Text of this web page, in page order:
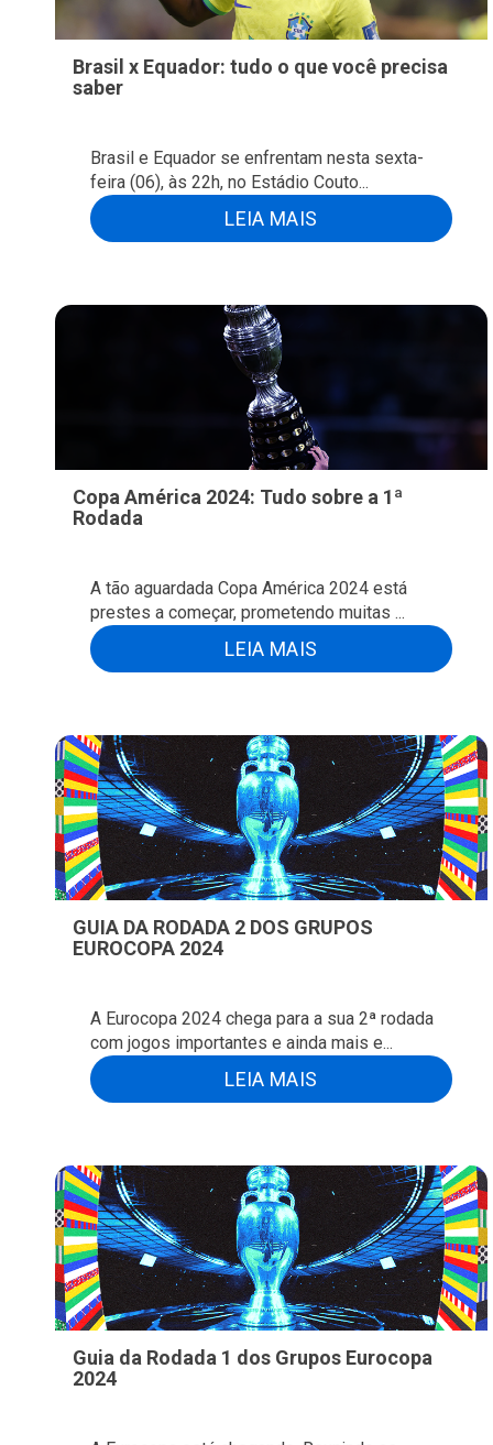
Brasil x Equador: tudo o que você precisa
saber
Brasil e Equador se enfrentam nesta sexta-
feira (06), às 22h, no Estádio Couto...
LEIA MAIS
Copa América 2024: Tudo sobre a 1ª
Rodada
A tão aguardada Copa América 2024 está
prestes a começar, prometendo muitas ...
LEIA MAIS
GUIA DA RODADA 2 DOS GRUPOS
EUROCOPA 2024
A Eurocopa 2024 chega para a sua 2ª rodada
com jogos importantes e ainda mais e...
LEIA MAIS
Guia da Rodada 1 dos Grupos Eurocopa
2024